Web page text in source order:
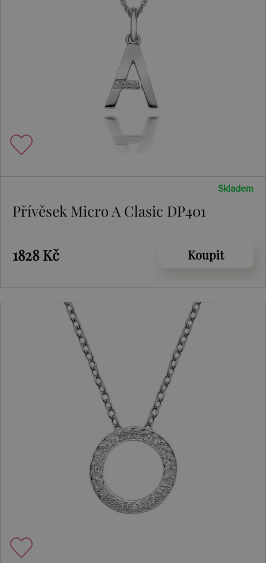
Skladem
Přívěsek Micro A Clasic DP401
1828 Kč Koupit